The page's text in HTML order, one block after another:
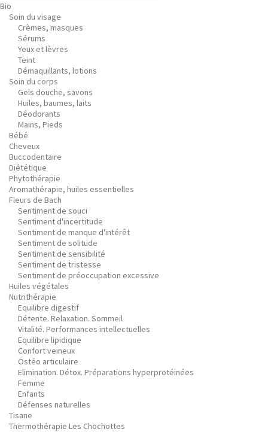
Bio
Soin du visage
Crèmes, masques
Sérums
Yeux et lèvres
Teint
Démaquillants, lotions
Soin du corps
Gels douche, savons
Huiles, baumes, laits
Déodorants
Mains, Pieds
Bébé
Cheveux
Buccodentaire
Diététique
Phytothérapie
Aromathérapie, huiles essentielles
Fleurs de Bach
Sentiment de souci
Sentiment d'incertitude
Sentiment de manque d'intérêt
Sentiment de solitude
Sentiment de sensibilité
Sentiment de tristesse
Sentiment de préoccupation excessive
Huiles végétales
Nutrithérapie
Equilibre digestif
Détente. Relaxation. Sommeil
Vitalité. Performances intellectuelles
Equilibre lipidique
Confort veineux
Ostéo articulaire
Elimination. Détox. Préparations hyperprotéinées
Femme
Enfants
Défenses naturelles
Tisane
Thermothérapie Les Chochottes